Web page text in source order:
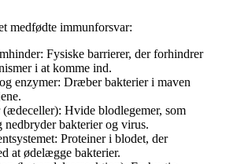
medfødte immunforsvar:
Fysiske barrierer, der forhindrer
i at komme ind.
enzymer: Dræber bakterier i maven
(ædeceller): Hvide blodlegemer, som
nedbryder bakterier og virus.
Proteiner i blodet, der
at ødelægge bakterier.